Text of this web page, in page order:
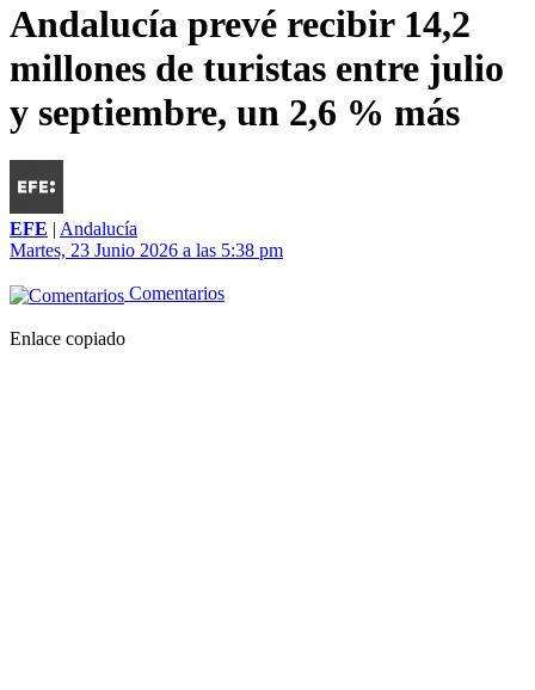
Andalucía prevé recibir 14,2
millones de turistas entre julio
y septiembre, un 2,6 % más
EFE | Andalucía
Martes, 23 Junio 2026 a las 5:38 pm
Comentarios
Enlace copiado